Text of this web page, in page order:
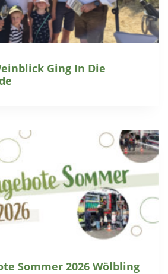
Ging In Die
Sommer 2026 Wölbling